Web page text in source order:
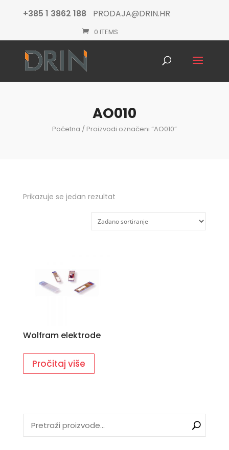
+385 1 3862 188 PRODAJA@DRIN.HR
0 ITEMS
AO010
Početna / Proizvodi označeni “AO010”
Prikazuje se jedan rezultat
Wolfram elektrode
Pročitaj više